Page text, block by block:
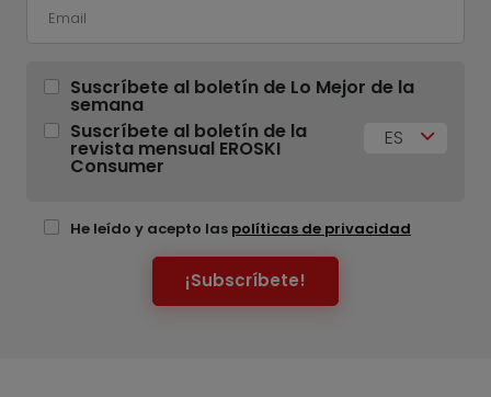
Suscríbete al boletín de Lo Mejor de la
semana
Suscríbete al boletín de la
revista mensual EROSKI
Consumer
ES
He leído y acepto las políticas de privacidad
¡Subscríbete!